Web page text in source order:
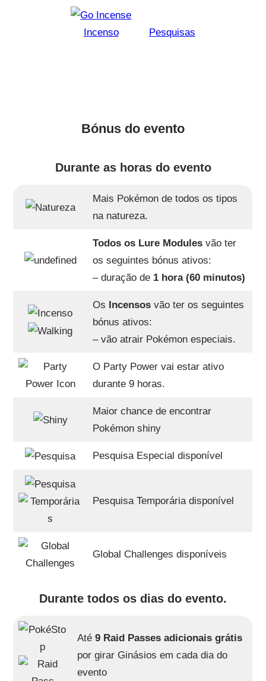
Incenso Pesquisas
Bónus do evento
Durante as horas do evento
Mais Pokémon de todos os tipos
na natureza.
Todos os Lure Modules vão ter
os seguintes bónus ativos:
– duração de 1 hora (60 minutos)
Os Incensos vão ter os seguintes
bónus ativos:
– vão atrair Pokémon especiais.
O Party Power vai estar ativo
durante 9 horas.
Maior chance de encontrar
Pokémon shiny
Pesquisa Especial disponível
Pesquisa Temporária disponível
Global Challenges disponíveis
Durante todos os dias do evento.
Até9 Raid Passes adicionais grátis
por girar Ginásios em cada dia do
evento